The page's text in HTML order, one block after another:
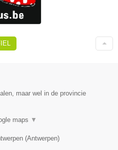
maar wel in de provincie
maps ▼
(Antwerpen)